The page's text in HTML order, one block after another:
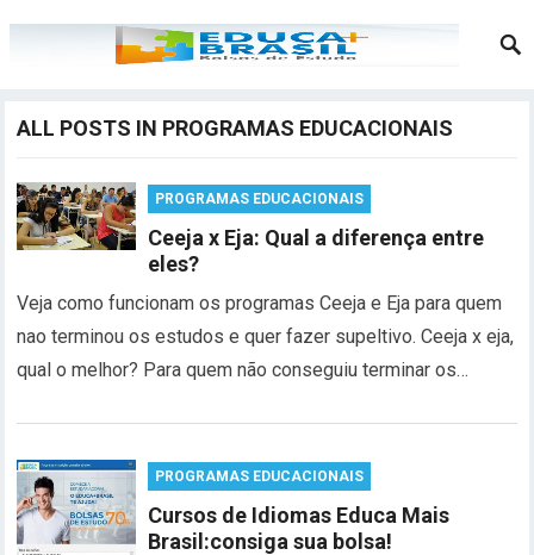
ALL POSTS IN PROGRAMAS EDUCACIONAIS
PROGRAMAS EDUCACIONAIS
Ceeja x Eja: Qual a diferença entre
eles?
Veja como funcionam os programas Ceeja e Eja para quem
nao terminou os estudos e quer fazer supeltivo. Ceeja x eja,
qual o melhor? Para quem não conseguiu terminar os…
PROGRAMAS EDUCACIONAIS
Cursos de Idiomas Educa Mais
Brasil:consiga sua bolsa!